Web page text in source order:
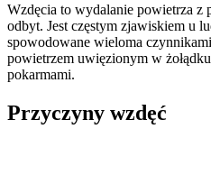
Wzdęcia to wydalanie powietrza z
odbyt. Jest częstym zjawiskiem u
spowodowane wieloma
powietrzem uwięzionym w
pokarmami.
Przyczyny wzdęć